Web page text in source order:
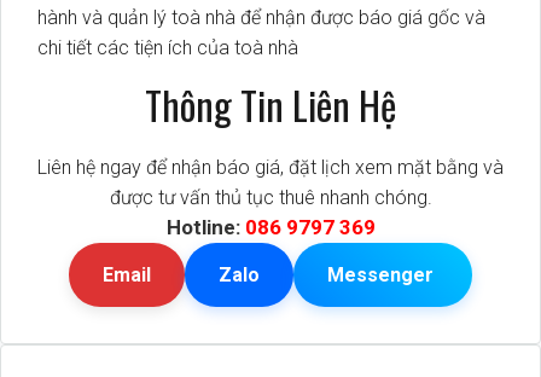
hành và quản lý toà nhà để nhận được báo giá gốc và
chi tiết các tiện ích của toà nhà
Thông Tin Liên Hệ
Liên hệ ngay để nhận báo giá, đặt lịch xem mặt bằng và
được tư vấn thủ tục thuê nhanh chóng.
Hotline: 086 9797 369
Email Zalo Messenger